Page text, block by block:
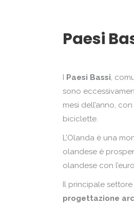
Paesi
I Paesi Bassi,
sono
mesi dell’anno,
biciclette.
L’Olanda è una
olandese è
olandese con
Il principale
progettazione